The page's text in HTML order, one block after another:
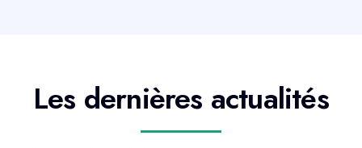
Les dernières actualités